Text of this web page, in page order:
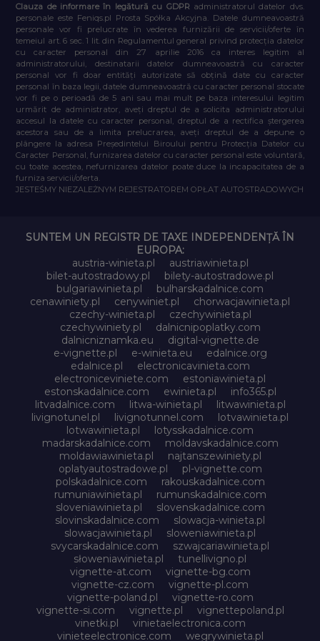
Clauza de informare în legătură cu GDPR administratorul datelor dvs.
personale este Feniqs.pl Prosta Spółka Akcyjna. Datele dumneavoastră
personale vor fi prelucrate în vederea furnizării de servicii/oferte în
temeiul art. 6 sec. 1 lit. din Regulamentul general privind protecția datelor
cu caracter personal din 27 aprilie 2016 ca interes legitim al
administratorului, destinatarii datelor dumneavoastră cu caracter
personal vor fi doar entități autorizate să obțină date cu caracter
personal în baza legii, datele dumneavoastră cu caracter personal stocate
vor fi pe o perioadă de 5 ani sau mai mult pe baza interesului legitim
urmărit de administrator, aveți dreptul de a solicita administratorului
accesul la datele cu caracter personal, dreptul de a rectifica ștergerea
acestora sau de a limita prelucrarea, aveți dreptul de a depune o
plângere la adresa Președintelui Biroului pentru Protecția Datelor cu
Caracter Personal, furnizarea datelor cu caracter personal este voluntară,
cu toate acestea, nefurnizarea datelor poate duce la incapacitatea de a
furniza servicii/oferta.
JESTEŚMY NIEZALEŻNYM REJESTRATOREM OPŁAT AUTOSTRADOWYCH
SUNTEM UN REGISTR DE TAXE INDEPENDENȚĂ ÎN
EUROPA:
austria-winieta.pl
austriawinieta.pl
bilet-autostradowy.pl
bilety-autostradowe.pl
bulgariawinieta.pl
bulharskadalnice.com
cenawiniety.pl
cenywiniet.pl
chorwacjawinieta.pl
czechy-winieta.pl
czechywinieta.pl
czechywiniety.pl
dalnicnipoplatky.com
dalnicniznamka.eu
digital-vignette.de
e-vignette.pl
e-winieta.eu
edalnice.org
edalnice.pl
electronicavinieta.com
electroniceviniete.com
estoniawinieta.pl
estonskadalnice.com
ewinieta.pl
info365.pl
litvadalnice.com
litwa-winieta.pl
litwawinieta.pl
livignotunel.pl
livignotunnel.com
lotvawinieta.pl
lotwawinieta.pl
lotysskadalnice.com
madarskadalnice.com
moldavskadalnice.com
moldawiawinieta.pl
najtanszewiniety.pl
oplatyautostradowe.pl
pl-vignette.com
polskadalnice.com
rakouskadalnice.com
rumuniawinieta.pl
rumunskadalnice.com
sloveniawinieta.pl
slovenskadalnice.com
slovinskadalnice.com
slowacja-winieta.pl
slowacjawinieta.pl
sloweniawinieta.pl
svycarskadalnice.com
szwajcariawinieta.pl
słoweniawinieta.pl
tunellivigno.pl
vignette-at.com
vignette-bg.com
vignette-cz.com
vignette-pl.com
vignette-poland.pl
vignette-ro.com
vignette-si.com
vignette.pl
vignettepoland.pl
vinetki.pl
vinietaelectronica.com
vinieteelectronice.com
wegrywinieta.pl